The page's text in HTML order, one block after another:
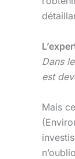
Dans
est
Mais